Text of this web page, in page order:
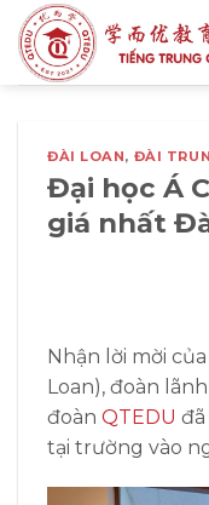
qua
nội
ĐÀI LOAN, ĐÀI
Đại học Á
giá nhất
Nhận lời mời
Loan), đoàn
đoàn QTEDU
tại trường vào